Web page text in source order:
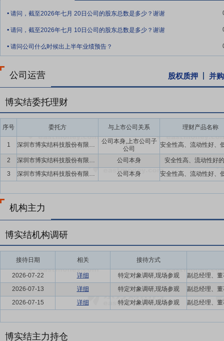
AI等技术应用为核心，集合存储、TTS、数据加密等技术，开发了乘
进行迭代升级。同时，公司利用AI算法、高清图像音视频处理等技术
等功能的智能车载视频行驶记录仪。在深化智能交通领域技术研发的
出行、移动支付和智能睡眠领域的具体场景，开发了智慧出行组件、
要点12：事业部制自主创新优势
公司深耕物联网行业十余年，以应
组，实现了“模组+终端”的垂直整合。
要点13：优质行业客户资源优势
经过十余年的行业沉淀，公司凭借
的品牌形象，积累了大量优质客户。公司通过为行业内具有竞争力的
要点14：自愿锁定股份
公司控股股东、实际控制人、董事长、高级
行前本人直接或间接持有的公司股份,也不由公司回购该部分股份。2
行价;公司上市后6个月内如公司股票连续20个交易日的收盘价均低于
月(自公司股票上市至本人减持期间,公司如有派息、送股、资本公积
要点15：物联网智能终端产品升级扩建等项目
经公司2022年第二次
业务相关的以下项目:物联网智能终端产品升级扩建项目、物联网产
据上述项目的实际进度,以自筹资金支付项目投资款。公司首次公开发
满足上述项目投资需要,资金缺口由公司自筹资金予以解决。若实际募
理。
. 请问，截至2026年七月 20日公司的股东总数是多少？谢谢
. 请问，截至2026年七月 10日公司的股东总数是多少？谢谢
. 请问公司什么时候出上半年业绩预告？
公司运营 股权质押 并
博实结委托理财
序号 委托方 与上市公司关系 理财产品名称
1 深圳市博实结科技股份有限公司及子公司
公司本身,上市公司子
公司
2
深圳市博实结科技股份有限公司 公司本身
安全性高、流动性好
3
深圳市博实结科技股份有限公司 公司本身
机构主力
博实结机构调研
接待日期 相关 接待方式
2026-07-22 详细
特定对象调研,现场参观
2026-07-13
详细
特定对象调研,现场参观
2026-07-15
详细 特定对象调研,现场参观
博实结主力持仓